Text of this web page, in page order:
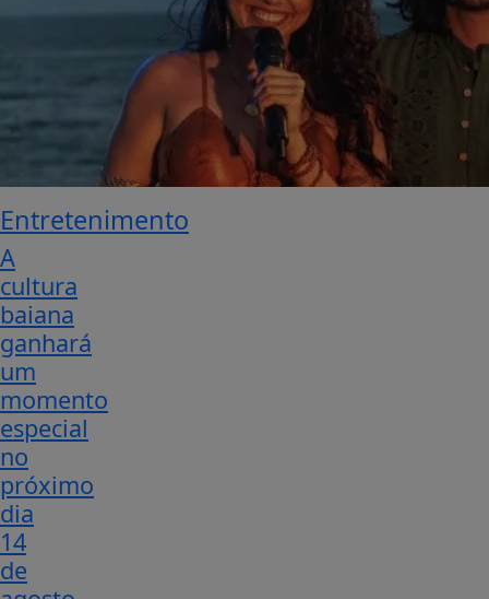
Entretenimento
A
cultura
baiana
ganhará
um
momento
especial
no
próximo
dia
14
de